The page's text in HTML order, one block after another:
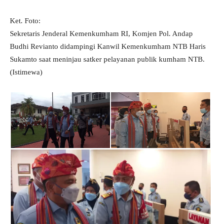
Ket. Foto:
Sekretaris Jenderal Kemenkumham RI, Komjen Pol. Andap
Budhi Revianto didampingi Kanwil Kemenkumham NTB Haris
Sukamto saat meninjau satker pelayanan publik kumham NTB.
(Istimewa)